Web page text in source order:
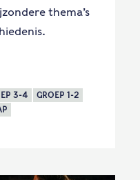
thema’s
3-4
GROEP 1-2